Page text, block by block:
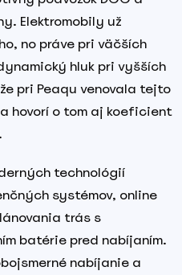
Elektromobily už
no práve pri väčších
hluk pri vyšších
pri Peaqu venovala tejto
hovorí o tom aj koeficient
technológií
systémov, online
trás s
batérie pred nabíjaním.
nabíjanie a